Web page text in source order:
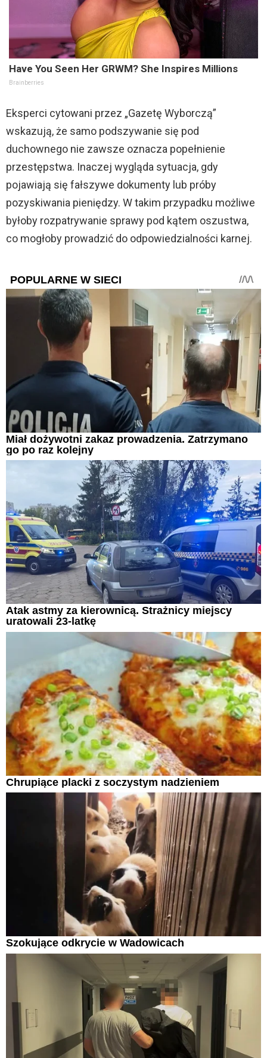
Have You Seen Her GRWM? She Inspires Millions
Brainberries
Eksperci cytowani przez „Gazetę Wyborczą”
wskazują, że samo podszywanie się pod
duchownego nie zawsze oznacza popełnienie
przestępstwa. Inaczej wygląda sytuacja, gdy
pojawiają się fałszywe dokumenty lub próby
pozyskiwania pieniędzy. W takim przypadku możliwe
byłoby rozpatrywanie sprawy pod kątem oszustwa,
co mogłoby prowadzić do odpowiedzialności karnej.
POPULARNE W SIECI
Miał dożywotni zakaz prowadzenia. Zatrzymano
go po raz kolejny
Atak astmy za kierownicą. Strażnicy miejscy
uratowali 23-latkę
Chrupiące placki z soczystym nadzieniem
Szokujące odkrycie w Wadowicach